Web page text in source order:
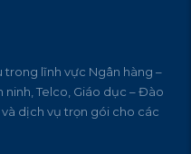
trong lĩnh vực Ngân hàng –
ninh, Telco, Giáo dục – Đào
dịch vụ trọn gói cho các